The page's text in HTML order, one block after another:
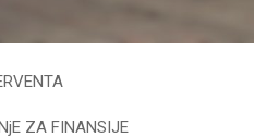
ZA FINANSIJE